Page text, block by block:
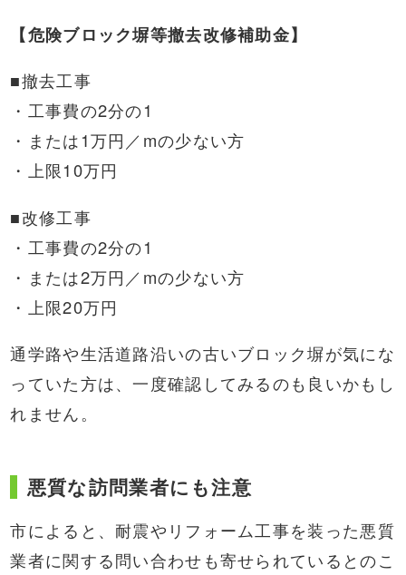
【危険ブロック塀等撤去改修補助金】
■撤去工事
・工事費の2分の1
・または1万円／mの少ない方
・上限10万円
■改修工事
・工事費の2分の1
・または2万円／mの少ない方
・上限20万円
通学路や生活道路沿いの古いブロック塀が気にな
っていた方は、一度確認してみるのも良いかもし
れません。
悪質な訪問業者にも注意
市によると、耐震やリフォーム工事を装った悪質
業者に関する問い合わせも寄せられているとのこ